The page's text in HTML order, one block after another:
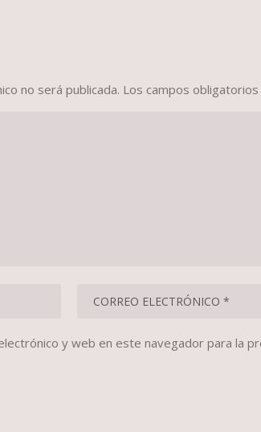
no será publicada. Los campos
y web en este navegador para la